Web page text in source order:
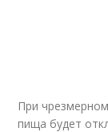
При
пища будет